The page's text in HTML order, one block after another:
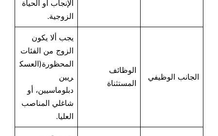
الإنجاب أو الحياة
الزوجية.
الجانب الوظيفي
الوظائف
المستثناة
يجب ألا يكون
الزوج من الفئات
المحظورة(العسك
ريين
دبلوماسيين، أو
شاغلي المناصب
العليا.